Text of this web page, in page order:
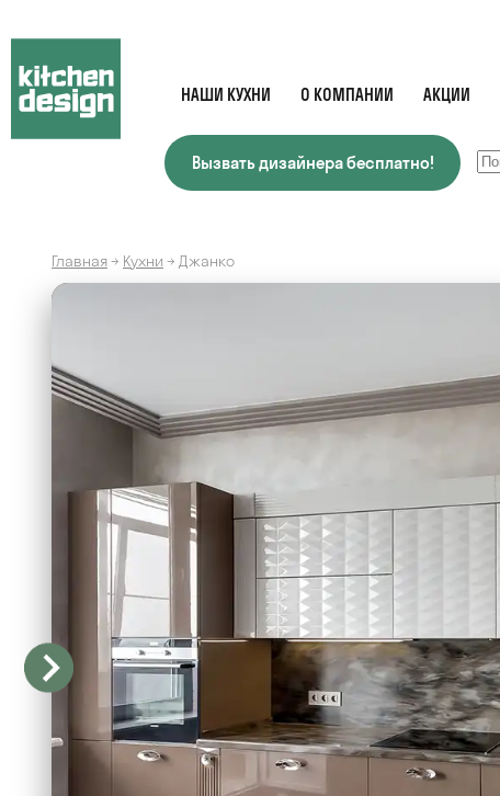
НАШИ КУХНИ О КОМПАНИИ АКЦИИ
Вызвать дизайнера бесплатно!
Главная→ Кухни → Джанко